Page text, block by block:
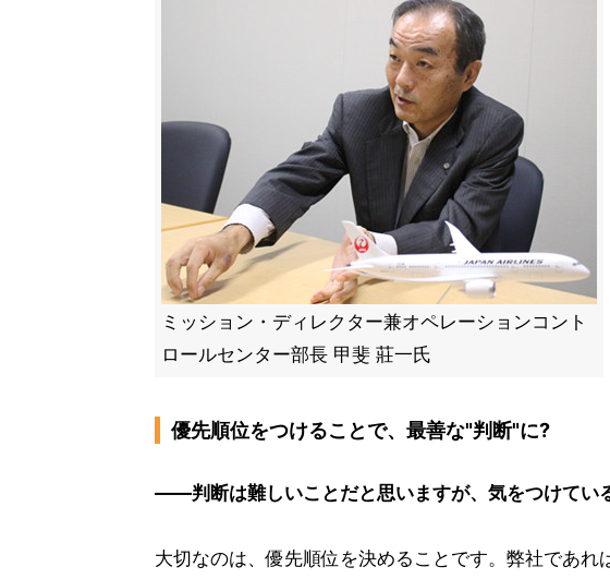
ミッション・ディレクター兼オペレーションコント
ロールセンター部長 甲斐 莊一氏
優先順位をつけることで、最善な"判断"に?
――判断は難しいことだと思いますが、気をつけてい
大切なのは、優先順位を決めることです。弊社であ